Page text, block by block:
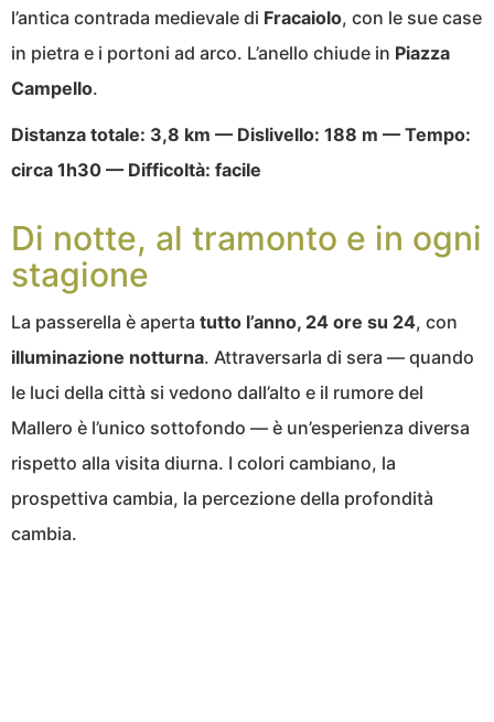
l’antica contrada medievale di Fracaiolo, con le sue case
in pietra e i portoni ad arco. L’anello chiude in Piazza
Campello.
Distanza totale: 3,8 km — Dislivello: 188 m — Tempo:
circa 1h30 — Difficoltà: facile
Di notte, al tramonto e in ogni
stagione
La passerella è aperta tutto l’anno, 24 ore su 24, con
illuminazione notturna. Attraversarla di sera — quando
le luci della città si vedono dall’alto e il rumore del
Mallero è l’unico sottofondo — è un’esperienza diversa
rispetto alla visita diurna. I colori cambiano, la
prospettiva cambia, la percezione della profondità
cambia.